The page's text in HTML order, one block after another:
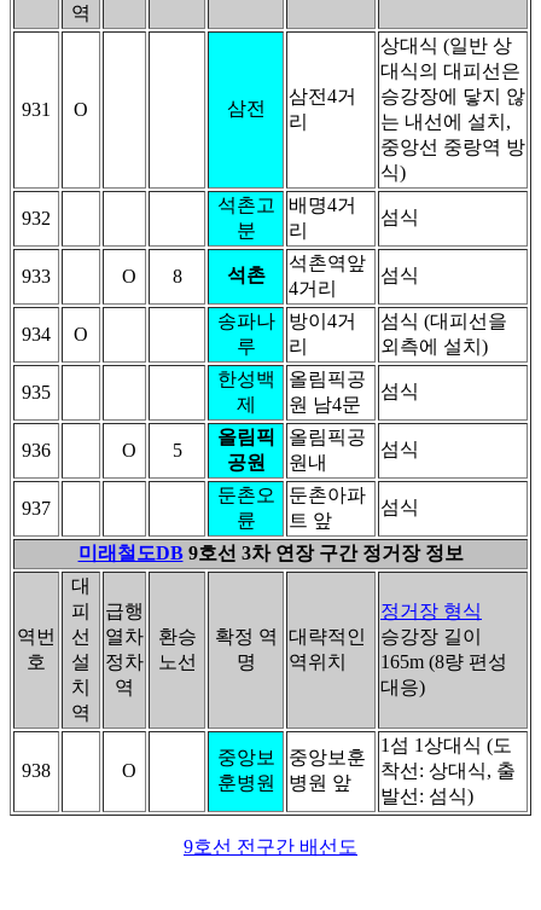
역
931 O 삼전
삼전4거
리
상대식 (일반 상
대식의 대피선은
승강장에 닿지 않
는 내선에 설치,
중앙선 중랑역 방
식)
932
석촌고
분
배명4거
리
섬식
933 O 8 석촌
석촌역앞
4거리
섬식
934 O
송파나
루
방이4거
리
섬식 (대피선을
외측에 설치)
935
한성백
제
올림픽공
원 남4문
섬식
936 O 5
올림픽
공원
올림픽공
원내
섬식
937
둔촌오
륜
둔촌아파
트 앞
섬식
미래철도DB9호선 3차 연장 구간 정거장 정보
역번
호
대
피
선
설
치
역
급행
열차
정차
역
환승
노선
확정 역
명
대략적인
역위치
정거장 형식
승강장 길이
165m (8량 편성
대응)
938 O
중앙보
훈병원
중앙보훈
병원 앞
1섬 1상대식 (도
착선: 상대식, 출
발선: 섬식)
9호선 전구간 배선도